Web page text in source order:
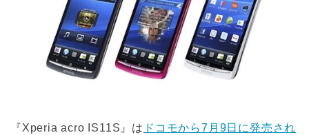
『Xperia acro IS11S』は ドコモから7月9日に発売され